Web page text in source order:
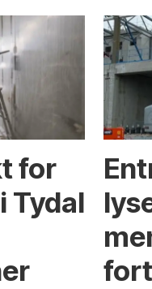
for
Tydal